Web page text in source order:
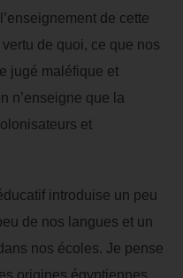
de cette
de quoi, ce que nos
jugé maléfique et
n’enseigne que la
et
introduise un peu
de nos langues et un
nos écoles. Je pense
origines égyptiennes